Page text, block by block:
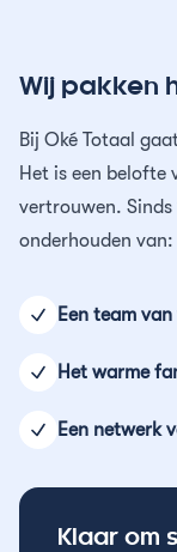
Horeca &
Kantoren
Asbest
Schimmel
Schoonmaak
Schoonmaak
Specialistisch
Ontruimingen
Ondersteuning
Team
Thema’s
Contact
Wij pakken
Bij Oké Totaal
Het is een belofte
vertrouwen. Sinds
onderhouden van:
Een team
Het warme
Een netwerk
Klaar om